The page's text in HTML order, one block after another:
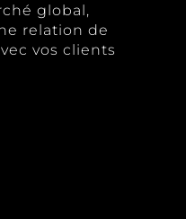
global,
relation de
vos clients